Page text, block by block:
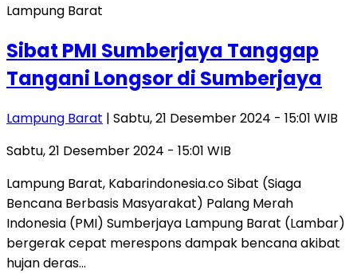
Lampung Barat
Sibat PMI Sumberjaya Tanggap
Tangani Longsor di Sumberjaya
Lampung Barat | Sabtu, 21 Desember 2024 - 15:01 WIB
Sabtu, 21 Desember 2024 - 15:01 WIB
Lampung Barat, Kabarindonesia.co Sibat (Siaga
Bencana Berbasis Masyarakat) Palang Merah
Indonesia (PMI) Sumberjaya Lampung Barat (Lambar)
bergerak cepat merespons dampak bencana akibat
hujan deras…